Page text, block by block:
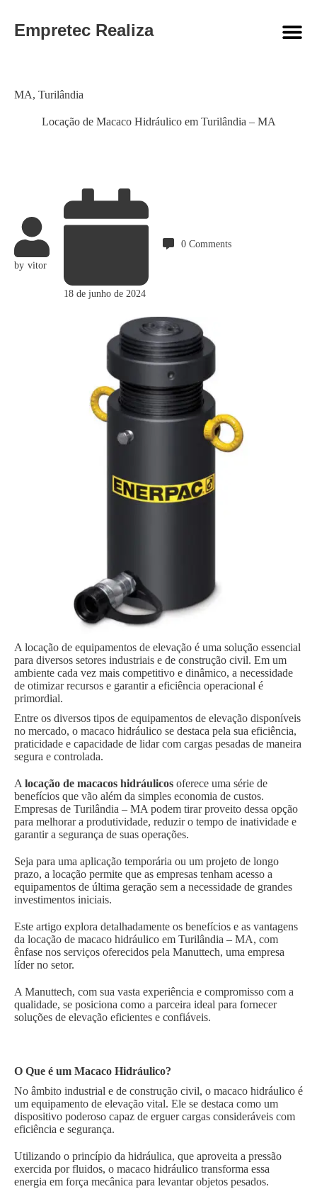
Empretec Realiza
Locação de Macaco Hidráulico em Turilândia – MA
Category
MA, Turilândia
by vitor
18 de junho de 2024
0 Comments
A locação de equipamentos de elevação é uma solução essencial
para diversos setores industriais e de construção civil. Em um
ambiente cada vez mais competitivo e dinâmico, a necessidade
de otimizar recursos e garantir a eficiência operacional é
primordial.
Entre os diversos tipos de equipamentos de elevação disponíveis
no mercado, o macaco hidráulico se destaca pela sua eficiência,
praticidade e capacidade de lidar com cargas pesadas de maneira
segura e controlada.
A locação de macacos hidráulicos oferece uma série de
benefícios que vão além da simples economia de custos.
Empresas de Turilândia – MA podem tirar proveito dessa opção
para melhorar a produtividade, reduzir o tempo de inatividade e
garantir a segurança de suas operações.
Seja para uma aplicação temporária ou um projeto de longo
prazo, a locação permite que as empresas tenham acesso a
equipamentos de última geração sem a necessidade de grandes
investimentos iniciais.
Este artigo explora detalhadamente os benefícios e as vantagens
da locação de macaco hidráulico em Turilândia – MA, com
ênfase nos serviços oferecidos pela Manuttech, uma empresa
líder no setor.
A Manuttech, com sua vasta experiência e compromisso com a
qualidade, se posiciona como a parceira ideal para fornecer
soluções de elevação eficientes e confiáveis.
O Que é um Macaco Hidráulico?
No âmbito industrial e de construção civil, o macaco hidráulico é
um equipamento de elevação vital. Ele se destaca como um
dispositivo poderoso capaz de erguer cargas consideráveis com
eficiência e segurança.
Utilizando o princípio da hidráulica, que aproveita a pressão
exercida por fluidos, o macaco hidráulico transforma essa
energia em força mecânica para levantar objetos pesados.